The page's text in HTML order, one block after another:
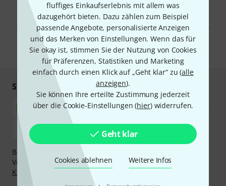
fluffiges Einkaufserlebnis mit allem was
dazugehört bieten. Dazu zählen zum Beispiel
passende Angebote, personalisierte Anzeigen
und das Merken von Einstellungen. Wenn das für
Sie okay ist, stimmen Sie der Nutzung von Cookies
für Präferenzen, Statistiken und Marketing
einfach durch einen Klick auf „Geht klar“ zu (alle
anzeigen).
Sie können Ihre erteilte Zustimmung jederzeit
über die Cookie-Einstellungen (hier) widerrufen.
Geht klar
Cookies ablehnen Weitere Infos
Mit Klick auf „Jetzt anmelden“ stimmen Sie dem Erhalt von E-Mail-
Werbung und einer Messung des E-Mail-Nutzungsverhaltens zu. Die
Abmeldung ist jederzeit möglich. Weitere Informationen finden Sie in
unserenDatenschutzhinweisen.
* Pflichtfeld
Sicher einkaufen & bezahlen
Bezahlen Sie vertraulich und sicher per Nachnahme,
Vorkasse, PayPal, Amazon Pay,
Klarna Sofort bezahlen
Klarna Ratenzahlung
oder Kreditkarte.